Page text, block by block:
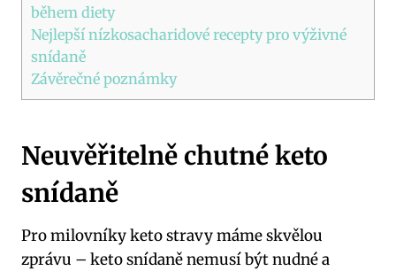
během diety
Nejlepší nízkosacharidové recepty pro výživné
snídaně
Závěrečné poznámky
Neuvěřitelně chutné keto
snídaně
Pro milovníky keto stravy máme skvělou
zprávu – keto snídaně nemusí být nudné a